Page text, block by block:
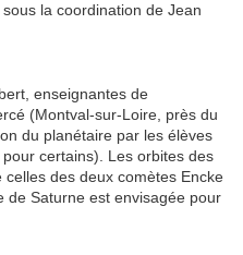
la coordination de Jean
enseignantes de
(Montval-sur-Loire, près du
du planétaire par les élèves
certains). Les orbites des
des deux comètes Encke
de Saturne est envisagée pour